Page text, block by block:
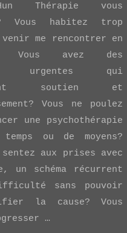
Thérapie vous
Vous habitez trop
me rencontrer en
Vous avez des
urgentes qui
soutien et
Vous ne poulez
une psychothérapie
ou de moyens?
sentez aux prises avec
un schéma récurrent
sans pouvoir
la cause? Vous
…